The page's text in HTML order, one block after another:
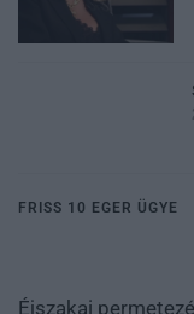
FRISS 10 EGER ÜGYE
Éjszakai